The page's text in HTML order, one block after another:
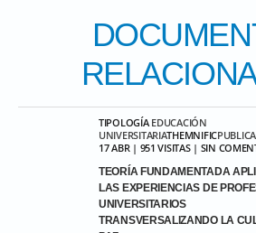
TIPOLOGÍA EDUCACIÓN
UNIVERSITARIATHEMNIFIC
17 ABR | 951 VISITAS | SIN
TEORÍA FUNDAMENTADA
LAS EXPERIENCIAS DE
UNIVERSITARIOS
TRANSVERSALIZANDO LA